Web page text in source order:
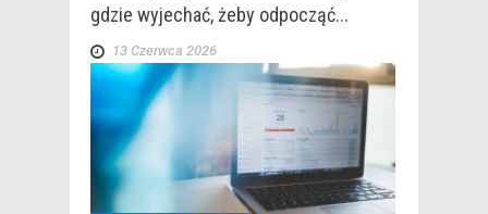
gdzie wyjechać, żeby odpocząć...
13 Czerwca 2026